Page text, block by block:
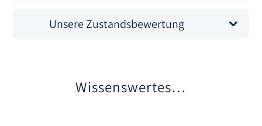
Unsere Zustandsbewertung
Wissenswertes…